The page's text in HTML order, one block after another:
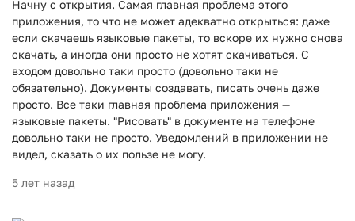
Начну с открытия. Самая главная проблема этого
приложения, то что не может адекватно открыться: даже
если скачаешь языковые пакеты, то вскоре их нужно снова
скачать, а иногда они просто не хотят скачиваться. С
входом довольно таки просто (довольно таки не
обязательно). Документы создавать, писать очень даже
просто. Все таки главная проблема приложения —
языковые пакеты. "Рисовать" в документе на телефоне
довольно таки не просто. Уведомлений в приложении не
видел, сказать о их пользе не могу.
5 лет назад